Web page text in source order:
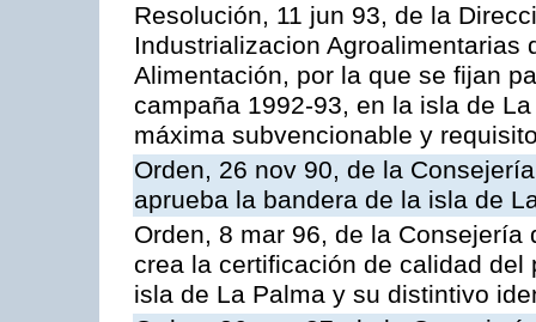
Resolución, 11 jun 93, de la
Industrializacion Agroalimentarias
Alimentación, por la que se fijan
campaña 1992-93, en la isla de
máxima subvencionable y
Orden, 26 nov 90, de la
aprueba la bandera de la isla de
Orden, 8 mar 96, de la
crea la certificación de calidad
isla de La Palma y su distintivo